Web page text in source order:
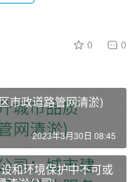
0 0
市政道路管网清淤)
2023年3月30日 08:45
和环境保护中不可或